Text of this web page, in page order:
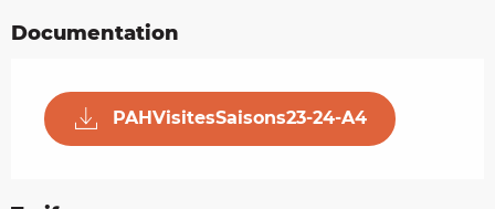
Documentation
PAHVisitesSaisons23-24-A4